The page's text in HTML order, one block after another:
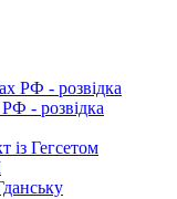
- розвідка
із Гегсетом